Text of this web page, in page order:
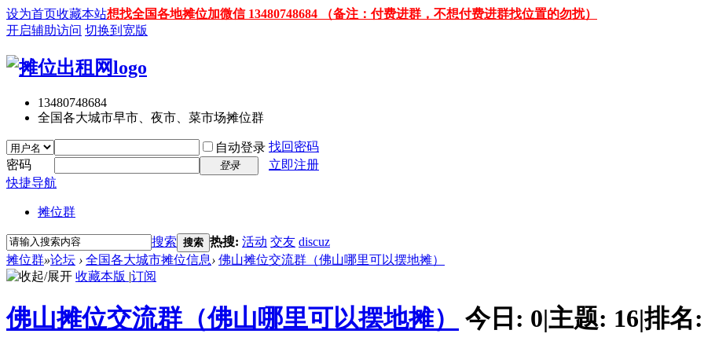
设为首页收藏本站想找全国各地摊位加微信 13480748684 （备注：付费进群，不想付费进群找位置的勿扰）
开启辅助访问 切换到宽版
13480748684
全国各大城市早市、夜市、菜市场摊位群
自动登录 找回密码
密码
登录
立即注册
快捷导航
摊位群
搜索 搜索 热搜: 活动 交友 discuz
摊位群»论坛 › 全国各大城市摊位信息› 佛山摊位交流群（佛山哪里可以摆地摊）
收藏本版 |订阅
佛山摊位交流群（佛山哪里可以摆地摊） 今日: 0|主题: 16|排